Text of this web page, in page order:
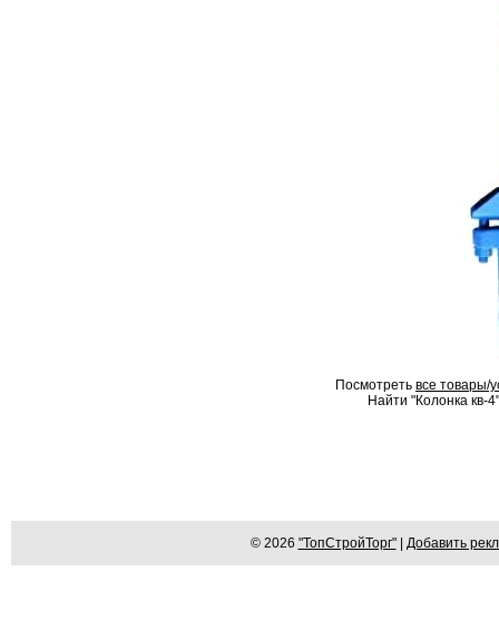
Посмотреть все товары/
Найти "Колонка кв-
© 2026 "ТопСтройТорг"| Добавить